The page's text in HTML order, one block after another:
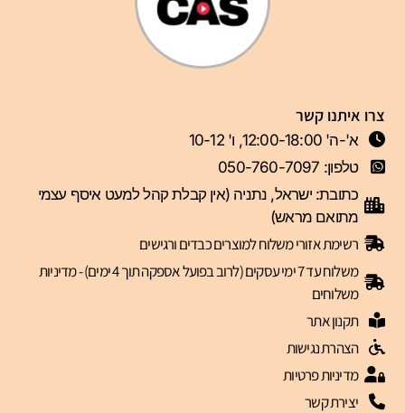
צרו איתנו קשר
א'-ה' 12:00-18:00, ו' 10-12
טלפון: 050-760-7097
כתובת: ישראל, נתניה (אין קבלת קהל למעט איסף עצמי
מתואם מראש)
רשימת אזורי משלוח למוצרים כבדים ורגישים
משלוח עד 7 ימי עסקים (לרוב בפועל אספקה תוך 4 ימים) - מדיניות
משלוחים
תקנון אתר
הצהרת נגישות
מדיניות פרטיות
יצירת קשר